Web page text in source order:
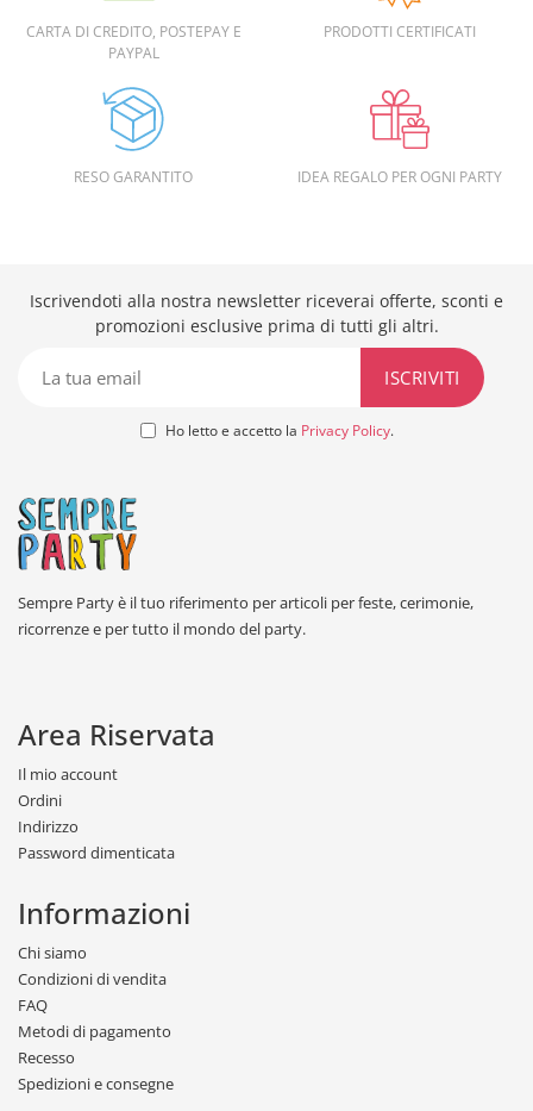
CARTA DI CREDITO, POSTEPAY E
PAYPAL
PRODOTTI CERTIFICATI
RESO GARANTITO IDEA REGALO PER OGNI PARTY
Iscrivendoti alla nostra newsletter riceverai offerte, sconti e
promozioni esclusive prima di tutti gli altri.
Ho letto e accetto la Privacy Policy.
Sempre Party è il tuo riferimento per articoli per feste, cerimonie,
ricorrenze e per tutto il mondo del party.
Area Riservata
Il mio account
Ordini
Indirizzo
Password dimenticata
Informazioni
Chi siamo
Condizioni di vendita
FAQ
Metodi di pagamento
Recesso
Spedizioni e consegne